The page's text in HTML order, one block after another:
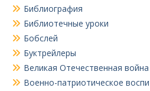
Библиография
Библиотечные уроки
Бобслей
Буктрейлеры
Великая Отечественная война
Военно-патриотическое